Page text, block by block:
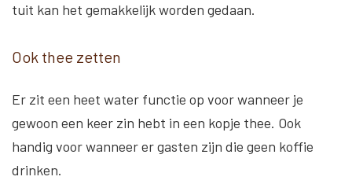
tuit kan het gemakkelijk worden gedaan.
Ook thee zetten
Er zit een heet water functie op voor wanneer je
gewoon een keer zin hebt in een kopje thee. Ook
handig voor wanneer er gasten zijn die geen koffie
drinken.